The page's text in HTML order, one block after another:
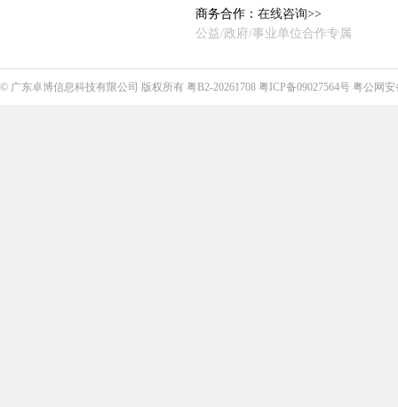
商务合作： 在线咨询>>
公益/政府/事业单位合作专属
© 广东卓博信息科技有限公司 版权所有 粤B2-20261708 粤ICP备09027564号 粤公网安